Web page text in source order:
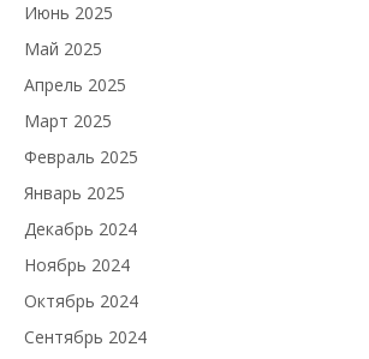
Июнь 2025
Май 2025
Апрель 2025
Март 2025
Февраль 2025
Январь 2025
Декабрь 2024
Ноябрь 2024
Октябрь 2024
Сентябрь 2024